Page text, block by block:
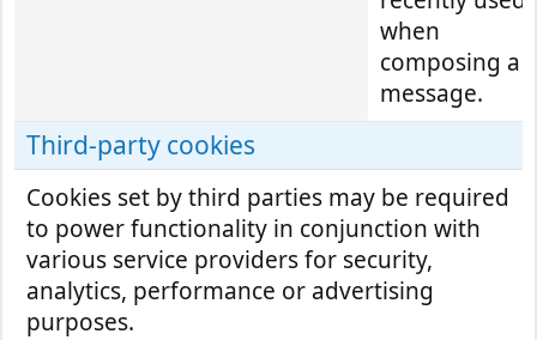
when
composing a
message.
Third-party cookies
Cookies set by third parties may be required
to power functionality in conjunction with
various service providers for security,
analytics, performance or advertising
purposes.